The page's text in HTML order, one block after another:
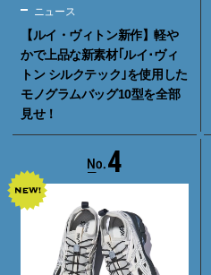
ニュース
【ルイ・ヴィトン新作】軽や
かで上品な新素材｢ルイ･ヴィ
トン シルクテック｣を使用した
モノグラムバッグ10型を全部
見せ！
4